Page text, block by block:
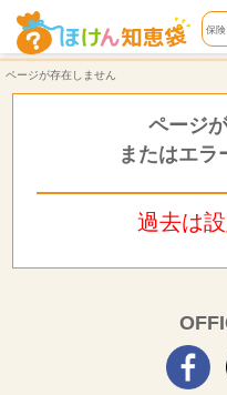
ページが存在しません | ほけん知恵袋
保
ページが存在しません
ページ
またはエラ
過去は